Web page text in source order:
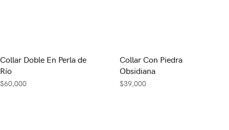
Collar Doble En Perla de
Río
$60,000
Collar Con Piedra
Obsidiana
$39,000